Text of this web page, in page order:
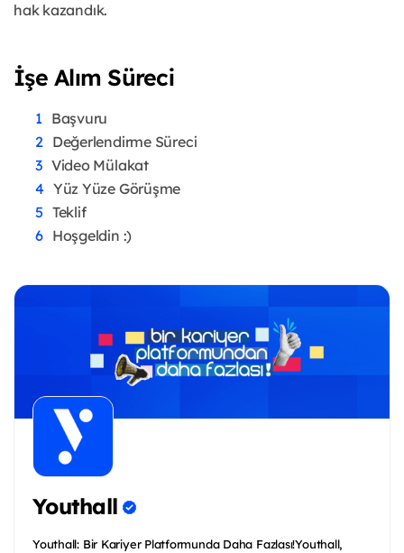
hak kazandık.
İşe Alım Süreci
Başvuru
Değerlendirme Süreci
Video Mülakat
Yüz Yüze Görüşme
Teklif
Hoşgeldin :)
Youthall
Youthall: Bir Kariyer Platformunda Daha Fazlası!Youthall,